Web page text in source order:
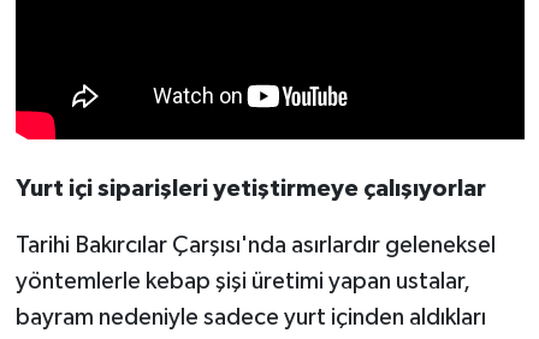
Yurt içi siparişleri yetiştirmeye çalışıyorlar
Tarihi Bakırcılar Çarşısı'nda asırlardır geleneksel
yöntemlerle kebap şişi üretimi yapan ustalar,
bayram nedeniyle sadece yurt içinden aldıkları